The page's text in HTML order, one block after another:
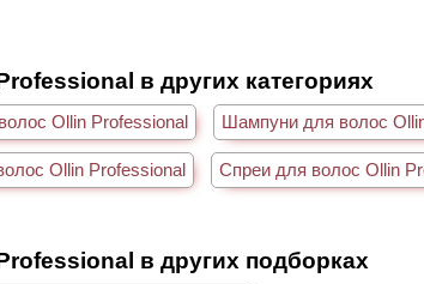
в других категориях
Ollin Professional Шампуни для волос
Ollin Professional Спреи для волос Ollin
в других подборках